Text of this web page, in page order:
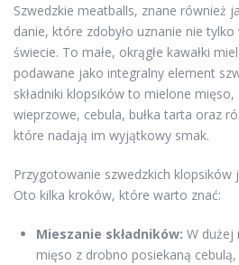
Szwedzkie meatballs, znane również
danie, które zdobyło uznanie nie tylko
świecie. To małe, okrągłe kawałki
podawane jako integralny element
składniki klopsików to mielone
wieprzowe, cebula, bułka tarta oraz
które nadają im wyjątkowy smak.
Przygotowanie szwedzkich
Oto kilka kroków, które warto znać:
Mieszanie składników: W dużej
mięso z drobno posiekaną